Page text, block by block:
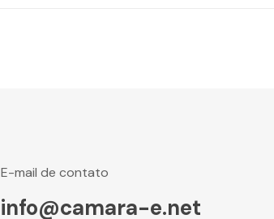
E-mail de contato
info@camara-e.net